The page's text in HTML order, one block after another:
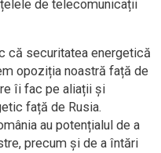
de telecomunicații
că securitatea energetică
opoziția noastră față de
îi fac pe aliații și
față de Rusia.
au potențialul de a
precum și de a întări